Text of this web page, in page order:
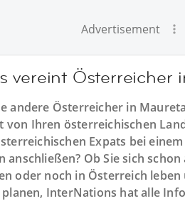
Advertisement
vereint Österreicher
andere Österreicher in
von Ihren österreichischen
Expats bei
anschließen? Ob Sie sich
oder noch in Österreich
InterNations hat alle